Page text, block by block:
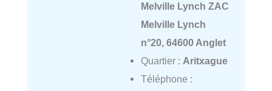
Melville Lynch ZAC
Melville Lynch
n°20, 64600 Anglet
Quartier : Aritxague
Téléphone :